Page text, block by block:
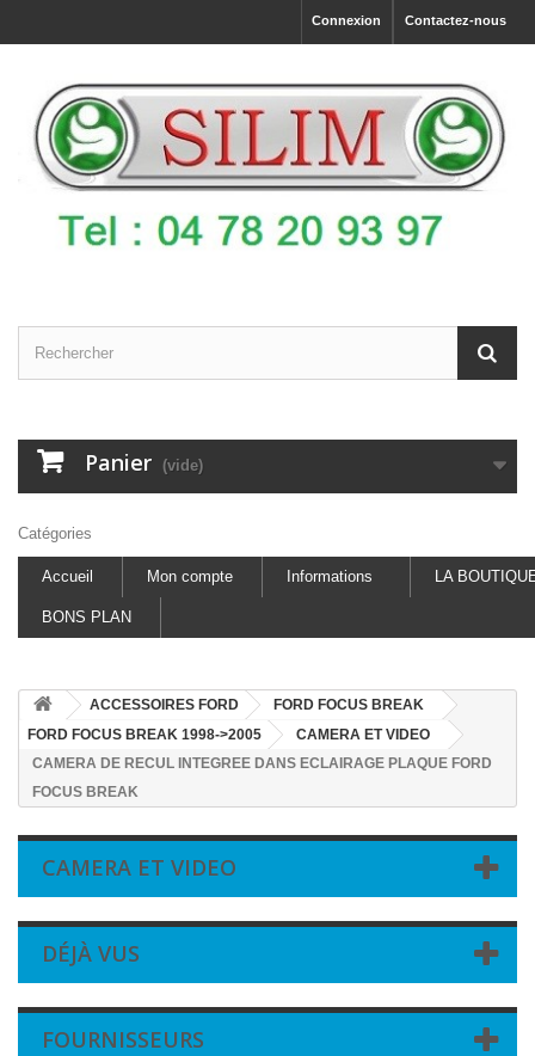
Contactez-nous
Connexion
Panier (vide)
Catégories
Accueil Mon compte Informations LA
BONS PLAN
ACCESSOIRES FORD
FORD FOCUS BREAK
FORD FOCUS BREAK 1998->2005
CAMERA ET VIDEO
CAMERA DE RECUL INTEGREE DANS ECLAIRAGE PLAQUE FORD
FOCUS BREAK
CAMERA ET VIDEO
DÉJÀ VUS
FOURNISSEURS